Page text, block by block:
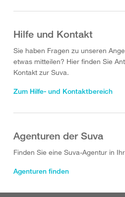
Hilfe und Kontakt
Sie haben Fragen zu unseren
etwas mitteilen? Hier finden Sie
Kontakt zur Suva.
Zum Hilfe- und Kontaktbereich
Agenturen der Suva
Finden Sie eine Suva-Agentur in
Agenturen finden